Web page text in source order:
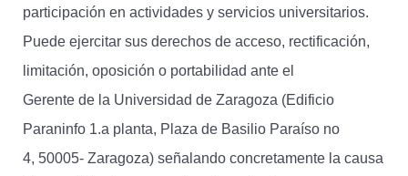
participación en actividades y servicios universitarios.
Puede ejercitar sus derechos de acceso, rectificación,
limitación, oposición o portabilidad ante el
Gerente de la Universidad de Zaragoza (Edificio
Paraninfo 1.a planta, Plaza de Basilio Paraíso no
4, 50005- Zaragoza) señalando concretamente la causa